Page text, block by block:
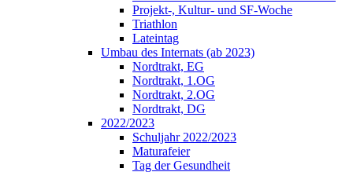
Projekt-, Kultur- und SF-Woche
Triathlon
Lateintag
Umbau des Internats (ab 2023)
Nordtrakt, EG
Nordtrakt, 1.OG
Nordtrakt, 2.OG
Nordtrakt, DG
2022/2023
Schuljahr 2022/2023
Maturafeier
Tag der Gesundheit